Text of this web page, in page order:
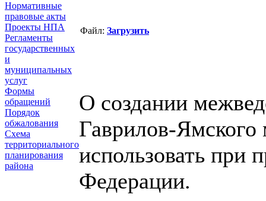
Нормативные
правовые акты
Проекты НПА
Регламенты
государственных
и
муниципальных
услуг
Формы
обращений
Порядок
обжалования
Схема
территориального
планирования
района
Файл: Загрузить
О создании
Гаврилов-Ямского
использовать при
Федерации.